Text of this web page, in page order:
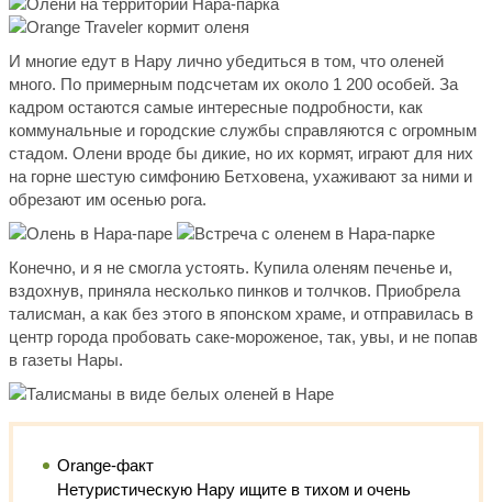
И многие едут в Нару лично убедиться в том, что оленей
много. По примерным подсчетам их около 1 200 особей. За
кадром остаются самые интересные подробности, как
коммунальные и городские службы справляются с огромным
стадом. Олени вроде бы дикие, но их кормят, играют для них
на горне шестую симфонию Бетховена, ухаживают за ними и
обрезают им осенью рога.
Конечно, и я не смогла устоять. Купила оленям печенье и,
вздохнув, приняла несколько пинков и толчков. Приобрела
талисман, а как без этого в японском храме, и отправилась в
центр города пробовать саке-мороженое, так, увы, и не попав
в газеты Нары.
Orange-факт
Нетуристическую Нару ищите в тихом и очень